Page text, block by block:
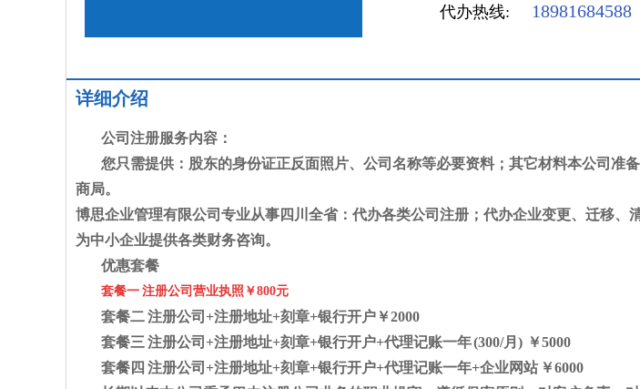
代办热线: 18981684588
详细介绍
公司注册服务内容：
您只需提供：股东的身份证正反面照片、公司名称等必要资料；其它材料本公司准
商局。
博思企业管理有限公司专业从事四川全省：代办各类公司注册；代办企业变更、迁移、
为中小企业提供各类财务咨询。
优惠套餐
套餐一 注册公司营业执照￥800元
套餐二 注册公司 +注册地址+刻章+银行开户￥2000
套餐三 注册公司 +注册地址+刻章+银行开户+代理记账一年 (300/月) ￥5000
套餐四 注册公司 +注册地址+刻章+银行开户+代理记账一年+企业网站 ￥6000